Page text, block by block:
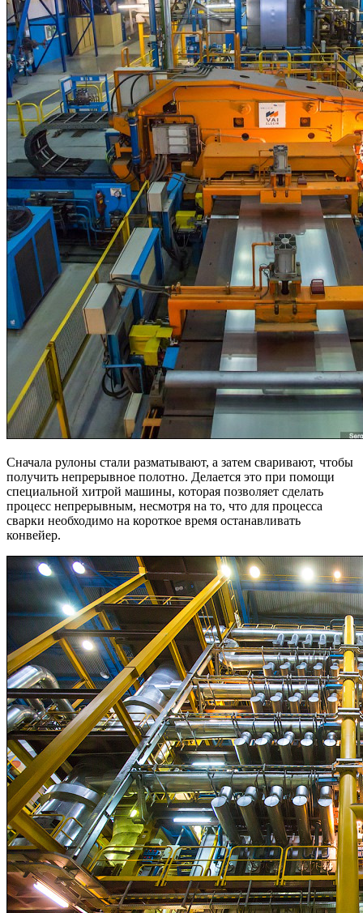
Сначала рулоны стали разматывают, а затем сваривают, чтобы
получить непрерывное полотно. Делается это при помощи
специальной хитрой машины, которая позволяет сделать
процесс непрерывным, несмотря на то, что для процесса
сварки необходимо на короткое время останавливать
конвейер.